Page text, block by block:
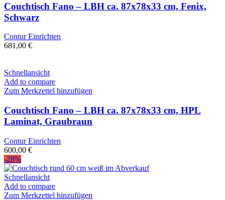
Couchtisch Fano – LBH ca. 87x78x33 cm, Fenix,
Schwarz
Contur Einrichten
681,00 €
Schnellansicht
Add to compare
Zum Merkzettel hinzufügen
Couchtisch Fano – LBH ca. 87x78x33 cm, HPL
Laminat, Graubraun
Contur Einrichten
600,00 €
-28%
Schnellansicht
Add to compare
Zum Merkzettel hinzufügen